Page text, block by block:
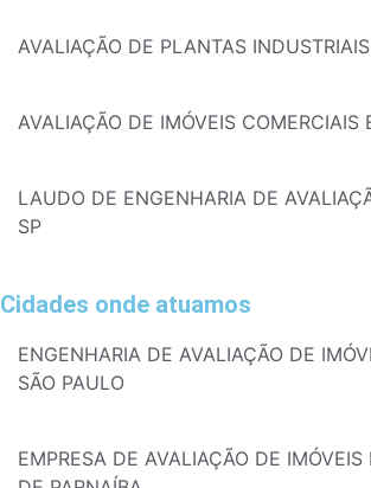
AVALIAÇÃO DE PLANTAS
AVALIAÇÃO DE IMÓVEIS COMERCIAIS
LAUDO DE ENGENHARIA DE
SP
Cidades onde atuamos
ENGENHARIA DE AVALIAÇÃO DE
SÃO PAULO
EMPRESA DE AVALIAÇÃO DE